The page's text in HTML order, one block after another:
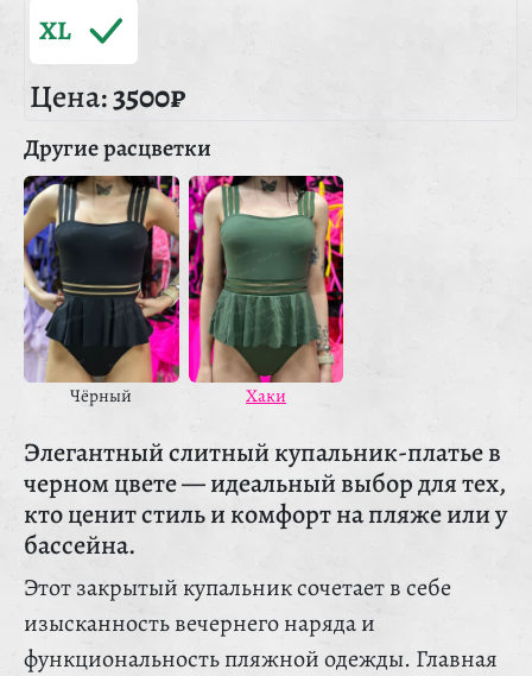
XL
Цена:3500₽
Другие расцветки
Чёрный Хаки
Элегантный слитный купальник-платье в
черном цвете — идеальный выбор для тех,
кто ценит стиль и комфорт на пляже или у
бассейна.
Этот закрытый купальник сочетает в себе
изысканность вечернего наряда и
функциональность пляжной одежды. Главная